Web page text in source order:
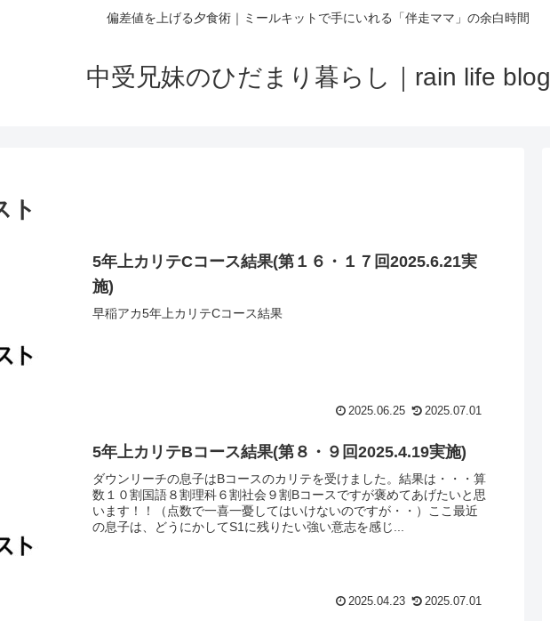
偏差値を上げる夕食術｜ミールキットで手にいれる「伴走ママ」の余白時間
中受兄妹のひだまり暮らし｜rain life blog
ト
5年上カリテCコース結果(第１６・１７回2025.6.21実
施)
早稲アカ5年上カリテCコース結果
2025.06.25 2025.07.01
5年上カリテBコース結果(第８・９回2025.4.19実施)
ダウンリーチの息子はBコースのカリテを受けました。結果は・・・算
数１０割国語８割理科６割社会９割Bコースですが褒めてあげたいと思
います！！（点数で一喜一憂してはいけないのですが・・）ここ最近
の息子は、どうにかしてS1に残りたい強い意志を感じ...
2025.04.23 2025.07.01